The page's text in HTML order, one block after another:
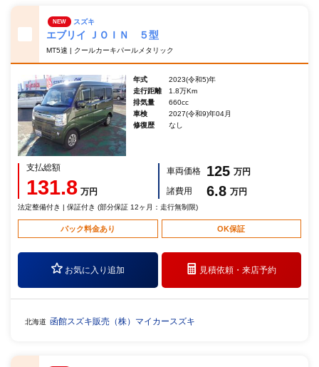
NEW スズキ
エブリイ ＪＯＩＮ ５型
MT5速 | クールカーキパールメタリック
年式
2023(令和5)年
走行距離
1.8万Km
排気量
660cc
車検
2027(令和9)年04月
修復歴
なし
支払総額
131.8 万円
車両価格 125 万円
諸費用
6.8 万円
法定整備付き | 保証付き (部分保証 12ヶ月：走行無制限)
パック料金あり OK保証
お気に入り追加 見積依頼・来店予約
北海道 函館スズキ販売（株）マイカースズキ